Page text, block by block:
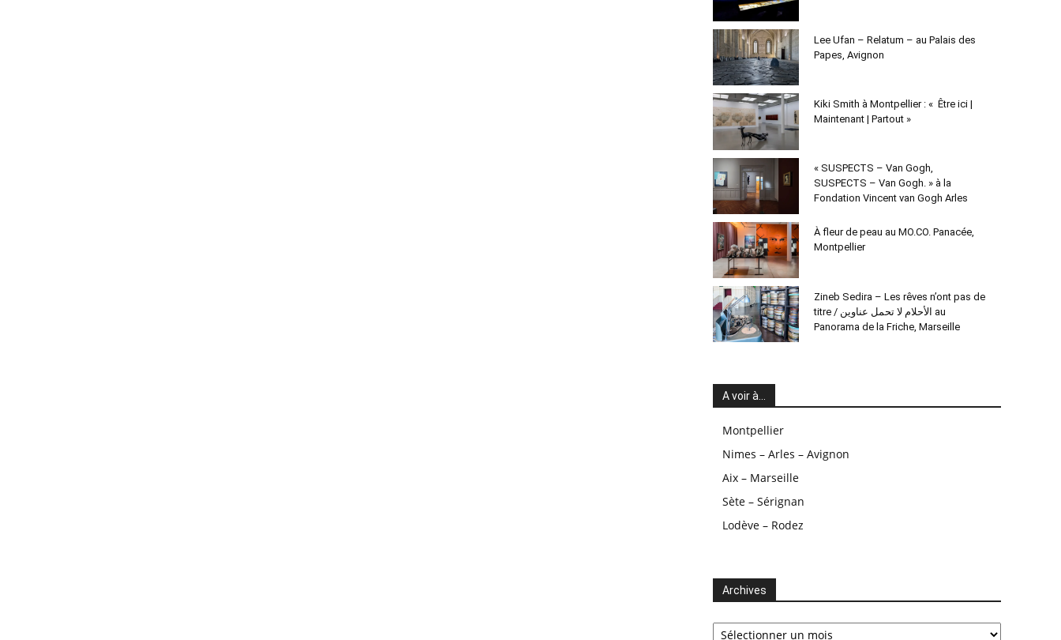
Lee Ufan – Relatum – au Palais des
Papes, Avignon
Kiki Smith à Montpellier : « Être ici |
Maintenant | Partout »
« SUSPECTS – Van Gogh,
SUSPECTS – Van Gogh. » à la
Fondation Vincent van Gogh Arles
À fleur de peau au MO.CO. Panacée,
Montpellier
Zineb Sedira – Les rêves n’ont pas de
titre / الأحلام لا تحمل عناوين au
Panorama de la Friche, Marseille
A voir à…
Montpellier
Nimes – Arles – Avignon
Aix – Marseille
Sète – Sérignan
Lodève – Rodez
Archives
Archives